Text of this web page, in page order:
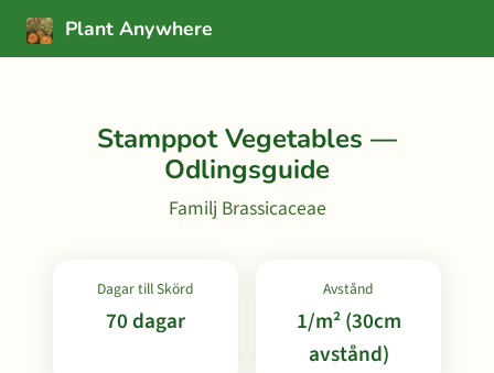
Plant Anywhere
Stamppot Vegetables —
Odlingsguide
Familj Brassicaceae
Dagar till Skörd
70 dagar
Avstånd
1/m² (30cm
avstånd)